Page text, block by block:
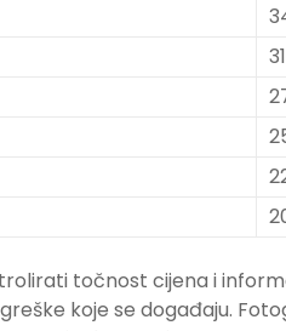
točnost cijena i
koje se događaju.